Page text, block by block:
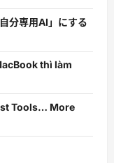
分専用AI」にする
thì làm
Tools… More